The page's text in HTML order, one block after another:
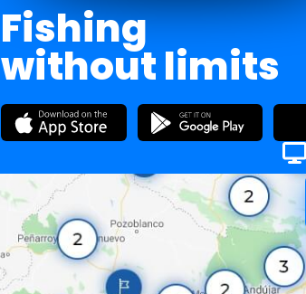
Fishing
without limits